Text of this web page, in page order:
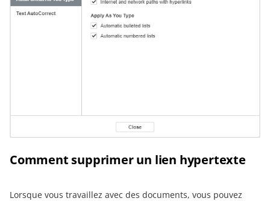
Comment supprimer un lien hypertexte
Lorsque vous travaillez avec des documents, vous pouvez